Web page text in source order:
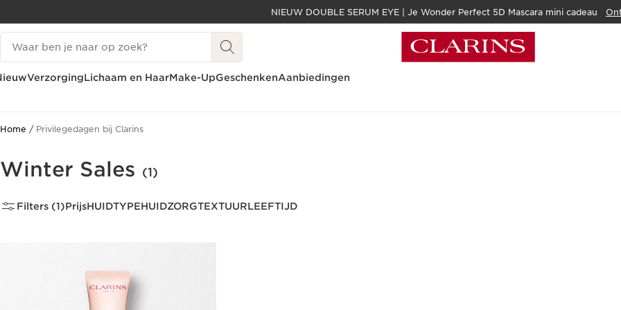
DOORGAAN NAAR INHOUD
GA NAAR DE VOETTEKST
NIEUW DOUBLE SERUM EYE | Je Wonder Perfect 5D Mascara mini cadeau
Zoekgeschiedenis
VerzorgingLichaam en HaarMake-UpGeschenkenAanbiedingen
Home Privilegedagen bij Clarins
Winter Sales (1)
Filters (1)PrijsHUIDTYPEHUIDZORGTEXTUURLEEFTIJD